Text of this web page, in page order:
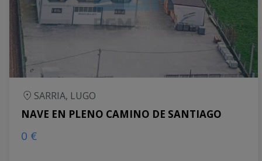
SARRIA, LUGO
NAVE EN PLENO CAMINO DE SANTIAGO
0 €